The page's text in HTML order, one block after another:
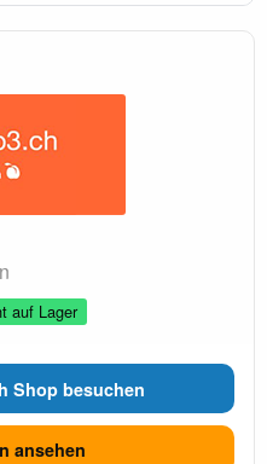
auf Lager
Shop besuchen
ansehen